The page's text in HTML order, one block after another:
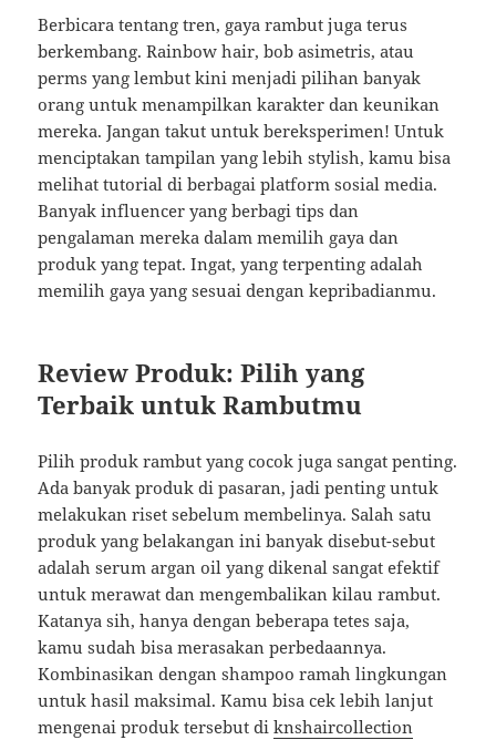
Berbicara tentang tren, gaya rambut juga terus
berkembang. Rainbow hair, bob asimetris, atau
perms yang lembut kini menjadi pilihan banyak
orang untuk menampilkan karakter dan keunikan
mereka. Jangan takut untuk bereksperimen! Untuk
menciptakan tampilan yang lebih stylish, kamu bisa
melihat tutorial di berbagai platform sosial media.
Banyak influencer yang berbagi tips dan
pengalaman mereka dalam memilih gaya dan
produk yang tepat. Ingat, yang terpenting adalah
memilih gaya yang sesuai dengan kepribadianmu.
Review Produk: Pilih yang
Terbaik untuk Rambutmu
Pilih produk rambut yang cocok juga sangat penting.
Ada banyak produk di pasaran, jadi penting untuk
melakukan riset sebelum membelinya. Salah satu
produk yang belakangan ini banyak disebut-sebut
adalah serum argan oil yang dikenal sangat efektif
untuk merawat dan mengembalikan kilau rambut.
Katanya sih, hanya dengan beberapa tetes saja,
kamu sudah bisa merasakan perbedaannya.
Kombinasikan dengan shampoo ramah lingkungan
untuk hasil maksimal. Kamu bisa cek lebih lanjut
mengenai produk tersebut diknshaircollection